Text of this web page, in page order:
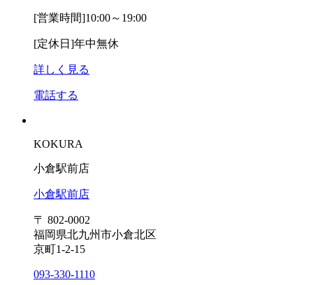
[営業時間]10:00～19:00
[定休日]年中無休
詳しく見る
電話する
KOKURA
小倉駅前店
小倉駅前店
〒 802-0002
福岡県北九州市小倉北区
京町1-2-15
093-330-1110